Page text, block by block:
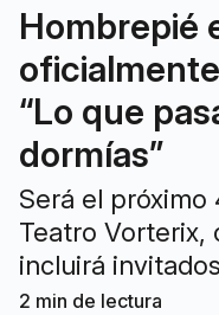
Hombrepié
“Lo que
dormías”
Será el
Teatro Vorterix,
incluirá
participación de
2 min de lectura